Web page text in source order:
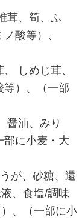
茸、筍、ふ
酸等）、
しめじ茸、
等）、（一部
醤油、みり
部に小麦・大
が、砂糖、還
、食塩/調味
、（一部に小